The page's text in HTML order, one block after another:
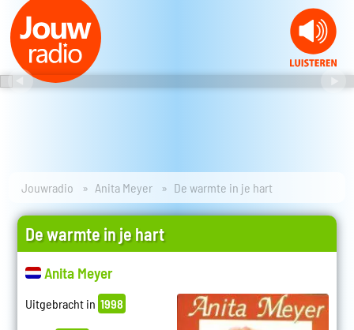
Jouwradio Anita Meyer De warmte in je hart
De warmte in je hart
Anita Meyer
Uitgebracht in 1998